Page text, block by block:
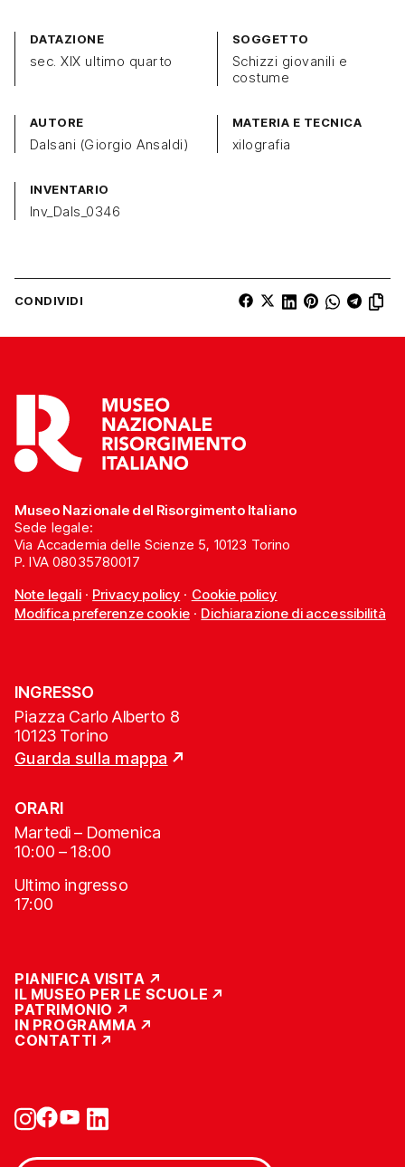
DATAZIONE
sec. XIX ultimo quarto
SOGGETTO
Schizzi giovanili e
costume
AUTORE
Dalsani (Giorgio Ansaldi)
MATERIA E TECNICA
xilografia
INVENTARIO
Inv_Dals_0346
CONDIVIDI
Museo Nazionale del Risorgimento Italiano
Sede legale:
Via Accademia delle Scienze 5, 10123 Torino
P. IVA 08035780017
Note legali· Privacy policy · Cookie policy
Modifica preferenze cookie· Dichiarazione di accessibilità
INGRESSO
Piazza Carlo Alberto 8
10123 Torino
Guarda sulla mappa
ORARI
Martedì – Domenica
10:00 – 18:00
Ultimo ingresso
17:00
PIANIFICA VISITA
IL MUSEO PER LE SCUOLE
PATRIMONIO
IN PROGRAMMA
CONTATTI